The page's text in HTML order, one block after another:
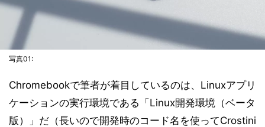
写真01:
Chromebookで筆者が着目しているのは、Linuxアプリ
ケーションの実行環境である「Linux開発環境（ベータ
版）」だ（長いので開発時のコード名を使ってCrostini